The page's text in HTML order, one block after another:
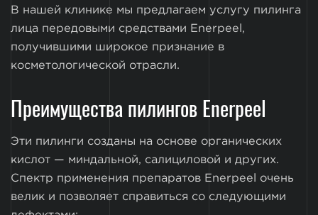
В нашей клинике мы предлагаем услугу пилинга
лица передовыми средствами Enerpeel,
получившими широкое признание в
косметологической отрасли.
Преимущества пилингов Enerpeel
Эти пилинги созданы на основе органических
кислот — миндальной, салициловой и других.
Спектр применения препаратов Enerpeel очень
велик и позволяет справиться со следующими